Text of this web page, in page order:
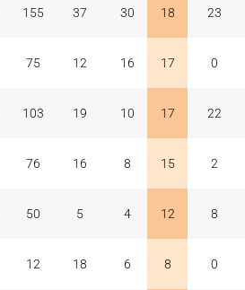
155 37 30 18 23
75 12 16 17 0
103 19 10 17 22
76 16 8 15 2
50 5 4 12 8
12 18 6 8 0